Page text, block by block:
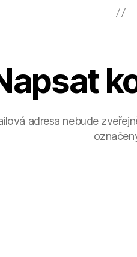
adresa nebude